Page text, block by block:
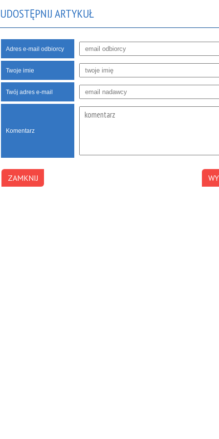
UDOSTĘPNIJ ARTYKUŁ
Adres e-mail odbiorcy
Twoje imie
Twój adres e-mail
Komentarz